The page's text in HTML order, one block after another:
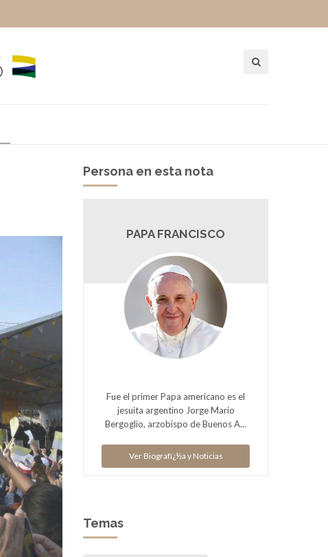
Persona en esta nota
PAPA FRANCISCO
Fue el primer Papa americano es el
jesuita argentino Jorge Mario
Bergoglio, arzobispo de Buenos A...
Ver Biografï¿½a y Noticias
Temas